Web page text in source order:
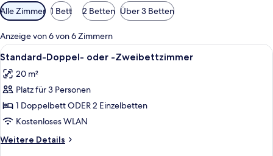
Verfügbare
Filter
für
Zimmer
Alle Zimmer 1 Bett 2 Betten Über 3 Betten
Anzeige von 6 von 6 Zimmern
Alle
Fotos
für
Standard-
Doppel-
oder
-
Zweibettzimmer
Ein modernes Hotelzimmer mit
7
Standard-Doppel- oder -Zweibettzimmer
20 m²
Platz für 3 Personen
1 Doppelbett ODER 2 Einzelbetten
Kostenloses WLAN
Weitere Details
Weitere